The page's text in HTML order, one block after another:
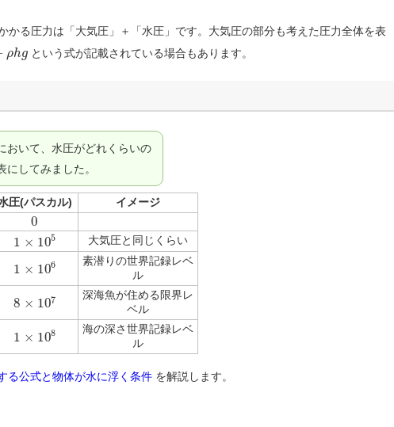
かる圧力は「大気圧」＋「水圧」です。大気圧の部分も考えた圧力全体を表
ρhg という式が記載されている場合もあります。
おいて、水圧がどれくらいの
にしてみました。
圧(パスカル) イメージ
0
0
1 × 105
1×105 大気圧と同じくらい
1 × 106
1×106
素潜りの世界記録レベ
ル
8 × 107
8×107
深海魚が住める限界レ
ベル
1 × 108
1×108
海の深さ世界記録レベ
ル
る公式と物体が水に浮く条件 を解説します。